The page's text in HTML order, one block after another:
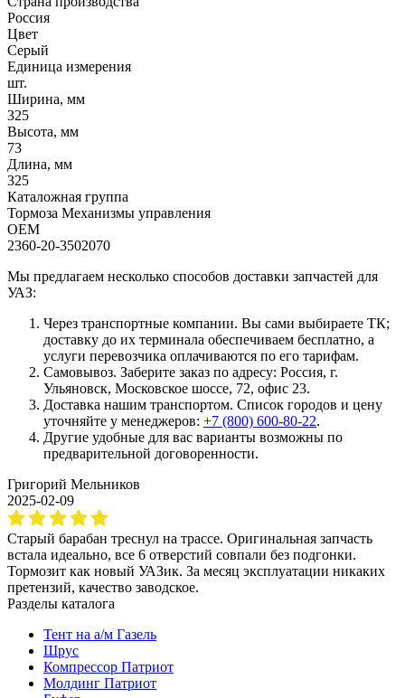
Россия
Цвет
Серый
Единица измерения
шт.
Ширина, мм
325
Высота, мм
73
Длина, мм
325
Каталожная группа
Тормоза Механизмы управления
OEM
2360-20-3502070
Мы предлагаем несколько способов доставки запчастей для
УАЗ:
Через транспортные компании. Вы сами выбираете ТК;
доставку до их терминала обеспечиваем бесплатно, а
услуги перевозчика оплачиваются по его тарифам.
Самовывоз. Заберите заказ по адресу: Россия, г.
Ульяновск, Московское шоссе, 72, офис 23.
Доставка нашим транспортом. Список городов и цену
уточняйте у менеджеров: +7 (800) 600-80-22.
Другие удобные для вас варианты возможны по
предварительной договоренности.
Григорий Мельников
2025-02-09
Старый барабан треснул на трассе. Оригинальная запчасть
встала идеально, все 6 отверстий совпали без подгонки.
Тормозит как новый УАЗик. За месяц эксплуатации никаких
претензий, качество заводское.
Разделы каталога
Тент на а/м Газель
Шрус
Компрессор Патриот
Молдинг Патриот